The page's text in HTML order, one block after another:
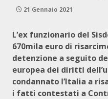
21 Gennaio 2021
L’ex funzionario del
670mila euro di
detenzione a seguito
europea dei diritti
condannato l’Italia a
i fatti contestati a